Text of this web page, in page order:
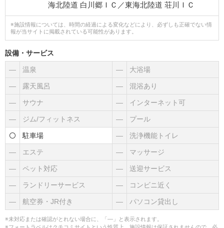
海北陸道 白川郷ＩＣ／東海北陸道 荘川ＩＣ
※施設情報については、時間の経過による変化などにより、必ずしも正確でない情
報が当サイトに掲載されている可能性があります。
設備・サービス
― 温泉 ― 大浴場
― 露天風呂 ― 混浴あり
― サウナ ― インターネット可
― ジム/フィットネス ― プール
駐車場 ― 洗浄機能トイレ
― エステ ― マッサージ
― ペット対応 ― 送迎サービス
― ランドリーサービス ― コンビニ近く
― 航空券・JR付き ― パソコン貸出し
※未対応または確認がとれない場合に、「―」と表示されます。